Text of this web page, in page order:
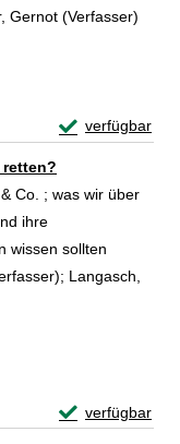
Gernot (Verfasser)
verfügbar
Exemplar-
Co. ; was wir über
ihre
wissen sollten
; Langasch,
verfügbar
Exemplar-